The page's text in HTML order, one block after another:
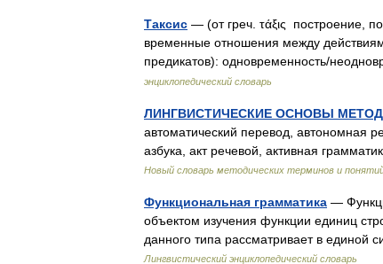
Таксис — (от греч. τάξις построение,
временные отношения между
предикатов): одновременность​/​
энциклопедический словарь
ЛИНГВИСТИЧЕСКИЕ ОСНОВЫ
автоматический перевод, автономная
азбука, акт речевой, активная
Новый словарь методических терминов и
Функциональная грамматика —
объектом изучения функции единиц
данного типа рассматривает в
Лингвистический энциклопедический словарь